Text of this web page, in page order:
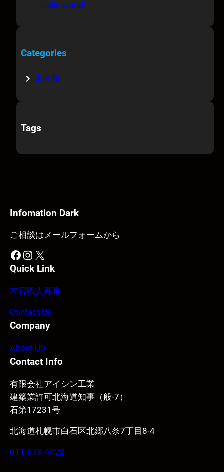
Hello world!
Categories
未分類
Tags
Infomation Dark
ご相談はメールフォームから
Facebook Instagram X
Quick Link
左官職人募集
Contact Us
Company
About US
Contact Info
有限会社アイシン工業
建築業許可北海道知事（般-7）
石第17231号
北海道札幌市白石区北郷八条7丁目8-4
011-879-4422